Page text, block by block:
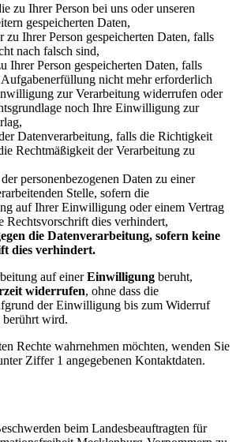
zu Ihrer Person bei uns oder unseren
gespeicherten Daten,
zu Ihrer Person gespeicherten Daten, falls
nach falsch sind,
Ihrer Person gespeicherten Daten, falls
Aufgabenerfüllung nicht mehr erforderlich
zur Verarbeitung widerrufen oder
noch Ihre Einwilligung zur
Datenverarbeitung, falls die Richtigkeit
Rechtmäßigkeit der Verarbeitung zu
personenbezogenen Daten zu einer
Stelle, sofern die
auf Ihrer Einwilligung oder einem Vertrag
Rechtsvorschrift dies verhindert,
die Datenverarbeitung, sofern keine
dies verhindert.
auf einerEinwilligung beruht,
widerrufen, ohne dass die
der Einwilligung bis zum Widerruf
berührt wird.
Rechte wahrnehmen möchten, wenden Sie
Ziffer 1 angegebenen Kontaktdaten.
beim Landesbeauftragten für